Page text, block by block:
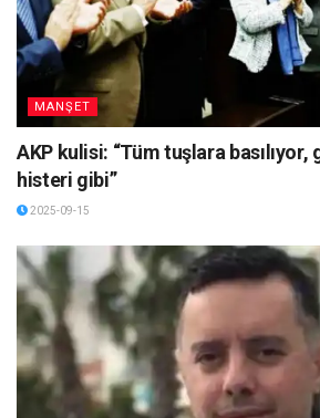
MANŞET
AKP kulisi: “Tüm tuşlara
histeri gibi”
2025-09-15